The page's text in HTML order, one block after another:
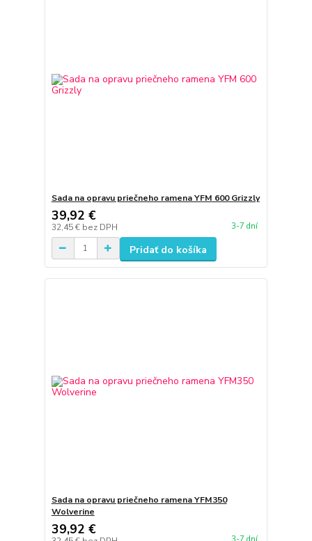
Sada na opravu priečneho ramena YFM 600 Grizzly
39,92 €
32,45 € bez DPH 3-7 dní
Pridať do košíka
Sada na opravu priečneho ramena YFM350
Wolverine
39,92 €